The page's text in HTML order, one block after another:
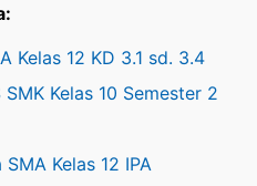
Kelas 12 KD 3.1 sd. 3.4
Kelas 10 Semester 2
Kelas 12 IPA